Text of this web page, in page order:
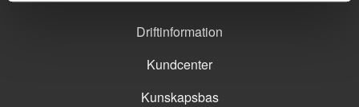
Driftinformation
Kundcenter
Kunskapsbas